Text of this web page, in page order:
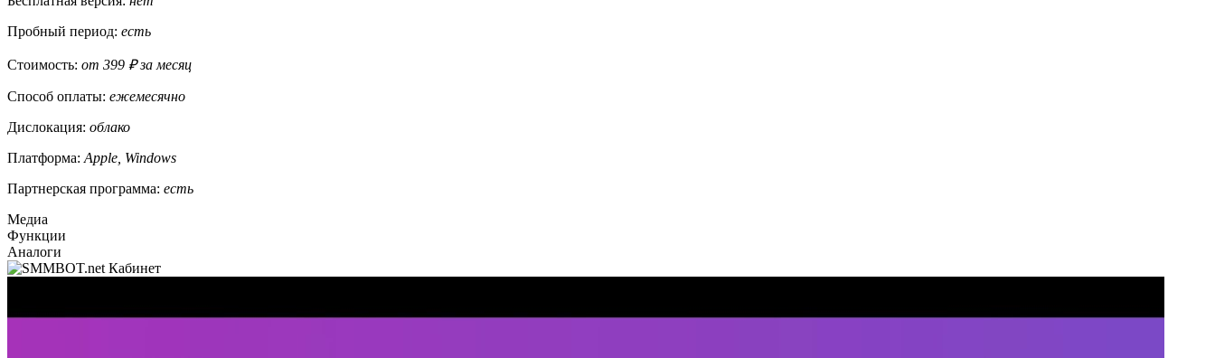
Пробный период: есть
Стоимость: от 399 ₽ за месяц
Способ оплаты: ежемесячно
Дислокация: облако
Платформа: Apple, Windows
Партнерская программа: есть
Медиа
Функции
Аналоги